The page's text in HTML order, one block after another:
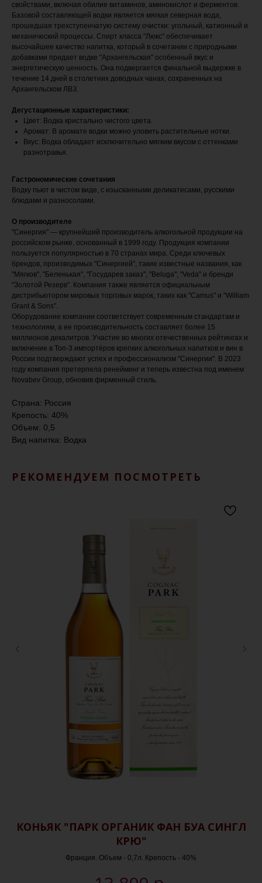
свойствами, включая обилие витаминов, аминокислот и ферментов.
Базовой составляющей водки является мягкая северная вода,
прошедшая трехступенчатую систему очистки: угольный, катионный и
механический процессы. Спирт класса "Люкс" обеспечивает
высочайшее качество напитка, который в сочетании с природными
добавками придает водке "Архангельская" особенный вкус и
энергетическую ценность. Она подвергается финальной выдержке в
течение 14 дней в столетних доводных чанах, сохраненных на
Архангельском ЛВЗ.
Дегустационные характеристики:
Цвет: Водка кристально чистого цвета.
Аромат: В аромате водки можно уловить растительные нотки.
Вкус: Водка обладает исключительно мягким вкусом с оттенками
разнотравья.
Гастрономические сочетания
Водку пьют в чистом виде, с изысканными деликатесами, русскими
блюдами и разносолами.
О производителе
"Синергия" — крупнейший производитель алкогольной продукции на
российском рынке, основанный в 1999 году. Продукция компании
пользуется популярностью в 70 странах мира. Среди ключевых
брендов, производимых "Синергией", такие известные названия, как
"Мягков", "Беленькая", "Государев заказ", "Beluga", "Veda" и бренди
"Золотой Резерв". Компания также является официальным
дистрибьютором мировых торговых марок, таких как "Camus" и "William
Grant & Sons".
Оборудование компании соответствует современным стандартам и
технологиям, а ее производительность составляет более 15
миллионов декалитров. Участие во многих отечественных рейтингах и
включение в Топ-3 импортёров крепких алкогольных напитков и вин в
России подтверждают успех и профессионализм "Синергии". В 2023
году компания претерпела ренейминг и теперь известна под именем
Novabev Group, обновив фирменный стиль.
Страна: Россия
Крепость: 40%
Объем: 0,5
Вид напитка: Водка
РЕКОМЕНДУЕМ ПОСМОТРЕТЬ
КОНЬЯК "ПАРК ОРГАНИК ФАН БУА СИНГЛ
КРЮ"
Франция. Объем - 0,7л. Крепость - 40%